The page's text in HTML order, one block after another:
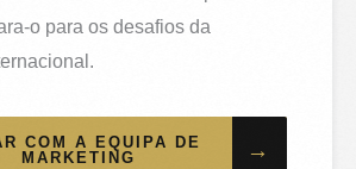
o para os desafios da
COM A EQUIPA DE
MARKETING
→